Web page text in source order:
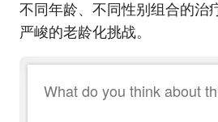
不同年龄、不同性别组合的治
严峻的老龄化挑战。